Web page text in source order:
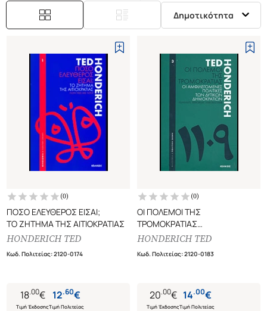
Δημοτικότητα
(0)
ΠΟΣΟ ΕΛΕΥΘΕΡΟΣ ΕΙΣΑΙ;
ΤΟ ΖΗΤΗΜΑ ΤΗΣ ΑΙΤΙΟΚΡΑΤΙΑΣ
HONDERICH TED
Κωδ. Πολιτείας:2120-0174
18.00€
Τιμή Έκδοσης
12.60€
Τιμή Πολιτείας
(0)
ΟΙ ΠΟΛΕΜΟΙ ΤΗΣ
ΤΡΟΜΟΚΡΑΤΙΑΣ
ΟΙ ΑΜΦΙΛΕΓΟΜΕΝΕΣ ΠΟΛΙΤΙΚΕΣ
HONDERICH TED
Κωδ. Πολιτείας:2120-0183
20.00€
Τιμή Έκδοσης
14.00€
Τιμή Πολιτείας